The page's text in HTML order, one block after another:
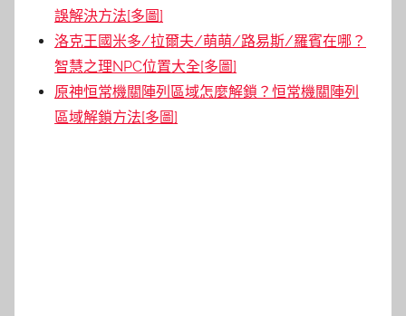
誤解決方法[多圖]
洛克王國米多/拉爾夫/萌萌/路易斯/羅賓在哪？
智慧之理NPC位置大全[多圖]
原神恒常機關陣列區域怎麼解鎖？恒常機關陣列
區域解鎖方法[多圖]